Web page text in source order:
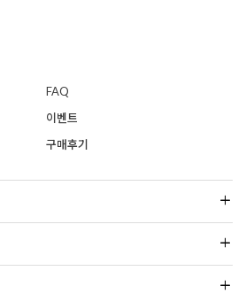
FAQ
이벤트
구매후기